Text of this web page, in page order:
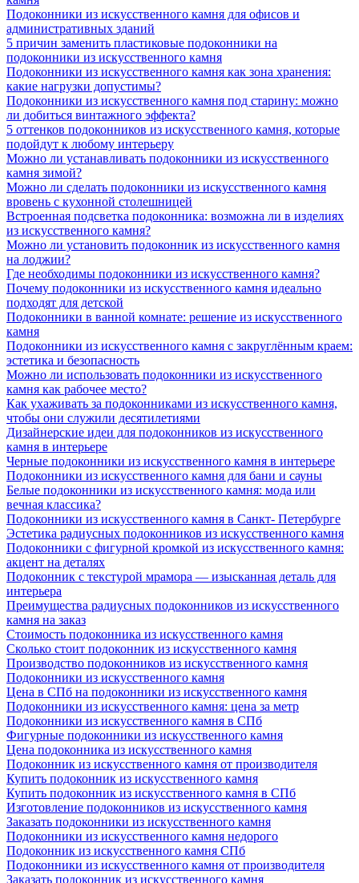
Подоконники из искусственного камня для офисов и
административных зданий
5 причин заменить пластиковые подоконники на
подоконники из искусственного камня
Подоконники из искусственного камня как зона хранения:
какие нагрузки допустимы?
Подоконники из искусственного камня под старину: можно
ли добиться винтажного эффекта?
5 оттенков подоконников из искусственного камня, которые
подойдут к любому интерьеру
Можно ли устанавливать подоконники из искусственного
камня зимой?
Можно ли сделать подоконники из искусственного камня
вровень с кухонной столешницей
Встроенная подсветка подоконника: возможна ли в изделиях
из искусственного камня?
Можно ли установить подоконник из искусственного камня
на лоджии?
Где необходимы подоконники из искусственного камня?
Почему подоконники из искусственного камня идеально
подходят для детской
Подоконники в ванной комнате: решение из искусственного
камня
Подоконники из искусственного камня с закруглённым краем:
эстетика и безопасность
Можно ли использовать подоконники из искусственного
камня как рабочее место?
Как ухаживать за подоконниками из искусственного камня,
чтобы они служили десятилетиями
Дизайнерские идеи для подоконников из искусственного
камня в интерьере
Черные подоконники из искусственного камня в интерьере
Подоконники из искусственного камня для бани и сауны
Белые подоконники из искусственного камня: мода или
вечная классика?
Подоконники из искусственного камня в Санкт- Петербурге
Эстетика радиусных подоконников из искусственного камня
Подоконники с фигурной кромкой из искусственного камня:
акцент на деталях
Подоконник с текстурой мрамора — изысканная деталь для
интерьера
Преимущества радиусных подоконников из искусственного
камня на заказ
Стоимость подоконника из искусственного камня
Сколько стоит подоконник из искусственного камня
Производство подоконников из искусственного камня
Подоконники из искусственного камня
Цена в СПб на подоконники из искусственного камня
Подоконники из искусственного камня: цена за метр
Подоконники из искусственного камня в СПб
Фигурные подоконники из искусственного камня
Цена подоконника из искусственного камня
Подоконник из искусственного камня от производителя
Купить подоконник из искусственного камня
Купить подоконник из искусственного камня в СПб
Изготовление подоконников из искусственного камня
Заказать подоконники из искусственного камня
Подоконники из искусственного камня недорого
Подоконник из искусственного камня СПб
Подоконники из искусственного камня от производителя
Заказать подоконник из искусственного камня